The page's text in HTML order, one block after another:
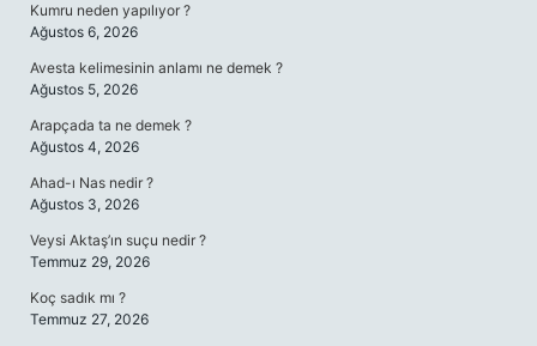
Kumru neden yapılıyor ?
Ağustos 6, 2026
Avesta kelimesinin anlamı ne demek ?
Ağustos 5, 2026
Arapçada ta ne demek ?
Ağustos 4, 2026
Ahad-ı Nas nedir ?
Ağustos 3, 2026
Veysi Aktaş’ın suçu nedir ?
Temmuz 29, 2026
Koç sadık mı ?
Temmuz 27, 2026